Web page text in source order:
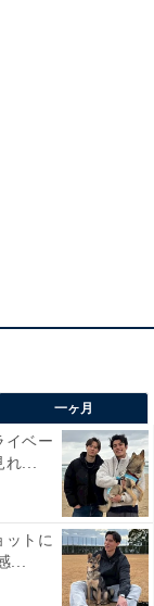
一ヶ月
イベー
れ...
ットに
...